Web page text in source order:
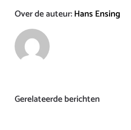
Over de auteur:Hans Ensing
Gerelateerde berichten